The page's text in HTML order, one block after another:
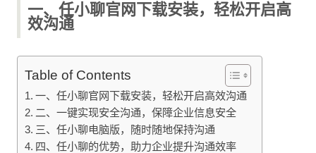
一、任小聊官网下载安装，轻松开启高
效沟通
Table of Contents
一、任小聊官网下载安装，轻松开启高效沟通
二、一键实现安全沟通，保障企业信息安全
三、任小聊电脑版，随时随地保持沟通
四、任小聊的优势，助力企业提升沟通效率